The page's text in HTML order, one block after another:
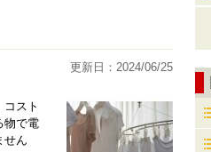
更新日：2024/06/25
スト
物で電
せん